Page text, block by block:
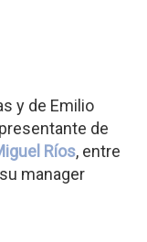
y de Emilio
de
Ríos, entre
manager